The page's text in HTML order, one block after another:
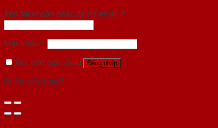
Tên tài khoản hoặc địa chỉ email *
Mật khẩu *
Ghi nhớ mật khẩu
Đăng nhập
Quên mật khẩu?